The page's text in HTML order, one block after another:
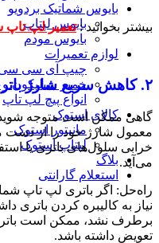
بایوس شماتیک بردویو
بایوس لپتاپ
بایوس مودم
لوازم تعمیرات
چیپ آی سی سی
خمیر سیلیکون
انواع پیچ لپ تاپ
کالای استوک
مانیتور استوک
لپتاپ استوک
بلاگ
استعلام گارانتی
بیشتر بخوانید :تعمیر لپ
۲. کاهش سریع شارژ باتری
گاهی ممکن است متوجه
معمول شارژ خود را از دست
خرابی سلول‌های باتری یا
می‌آید.
راه‌حل: اگر باتری لپ‌ تاپ
نیاز به کالیبره کردن باتری
برطرف نشد، ممکن است
تعویض داشته باشد.